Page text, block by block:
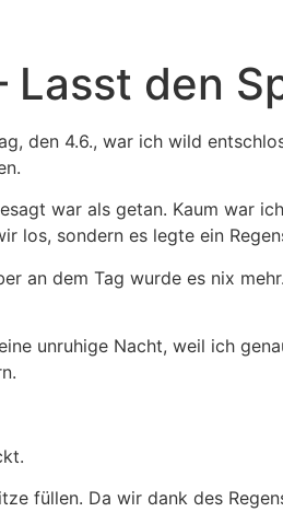
Lasst den
den 4.6., war ich wild
war als getan. Kaum war
los, sondern es legte ein
an dem Tag wurde es nix
unruhige Nacht, weil ich
füllen. Da wir dank des